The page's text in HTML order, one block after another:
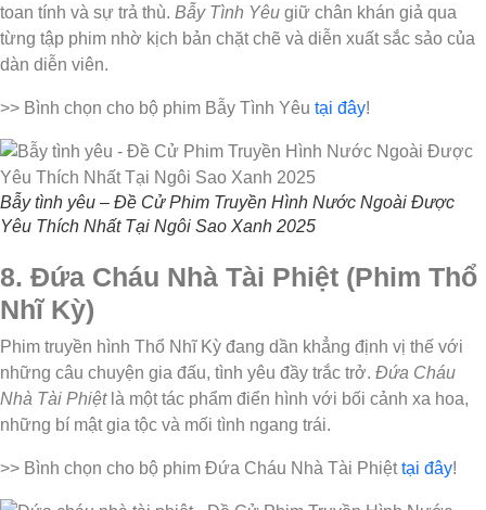
toan tính và sự trả thù. Bẫy Tình Yêu giữ chân khán giả qua
từng tập phim nhờ kịch bản chặt chẽ và diễn xuất sắc sảo của
dàn diễn viên.
>> Bình chọn cho bộ phim Bẫy Tình Yêu tại đây!
Bẫy tình yêu – Đề Cử Phim Truyền Hình Nước Ngoài Được
Yêu Thích Nhất Tại Ngôi Sao Xanh 2025
8. Đứa Cháu Nhà Tài Phiệt (Phim Thổ
Nhĩ Kỳ)
Phim truyền hình Thổ Nhĩ Kỳ đang dần khẳng định vị thế với
những câu chuyện gia đấu, tình yêu đầy trắc trở. Đứa Cháu
Nhà Tài Phiệtlà một tác phẩm điển hình với bối cảnh xa hoa,
những bí mật gia tộc và mối tình ngang trái.
>> Bình chọn cho bộ phim Đứa Cháu Nhà Tài Phiệttại đây!